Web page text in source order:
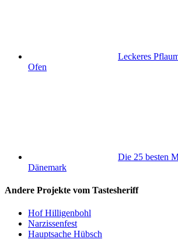
Leckeres
Ofen
Die 25 besten
Dänemark
Andere Projekte vom Tastesheriff
Hof Hilligenbohl
Narzissenfest
Hauptsache Hübsch